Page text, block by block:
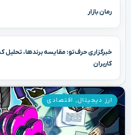
رمان بازار
خبرگزاری حرف‌تو: مقایسه برندها، تحلیل
کاربران
ارز دیجیتال, اقتصادی